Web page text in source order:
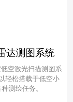
达测图系统
空激光扫描测图系
轻松搭载于低空小
测绘任务。